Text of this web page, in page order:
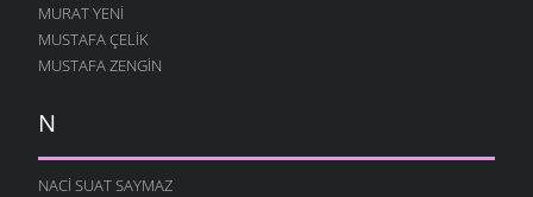
MURAT YENI
MUSTAFA ÇELIK
MUSTAFA ZENGIN
N
NACI SUAT SAYMAZ